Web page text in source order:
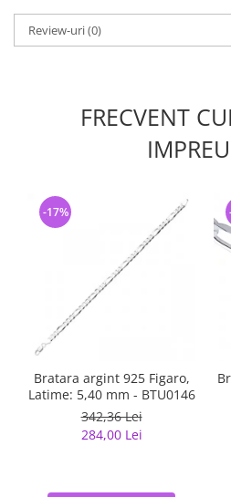
Review-uri(0)
FRECVENT
Bratara argint 925 Figaro,
Latime: 5,40 mm - BTU0146
342,36 Lei
284,00 Lei
-17%